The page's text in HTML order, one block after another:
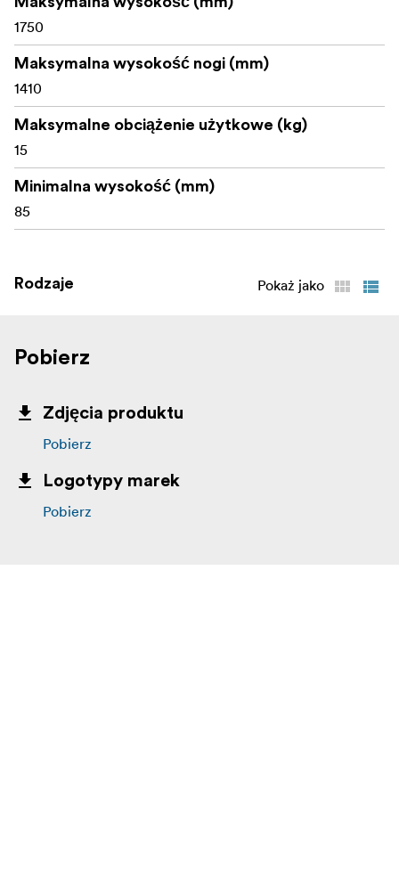
1750
Maksymalna wysokość nogi (mm)
1410
Maksymalne obciążenie użytkowe (kg)
15
Minimalna wysokość (mm)
85
Rodzaje Pokaż jako
Pobierz
Zdjęcia produktu
Pobierz
Logotypy marek
Pobierz